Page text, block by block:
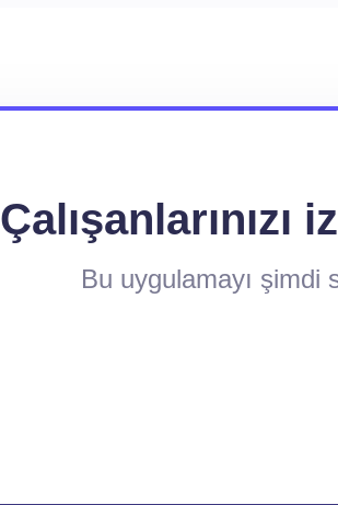
Çalışanlarınızı
Bu uygulamayı şimdi